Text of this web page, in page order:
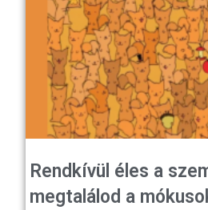
Rendkívül éles a
megtalálod a